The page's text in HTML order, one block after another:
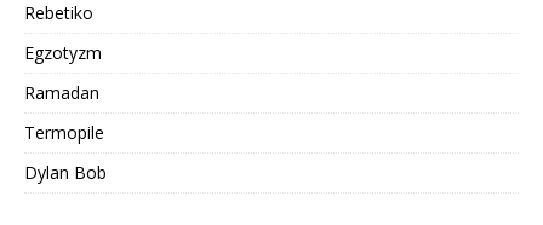
Rebetiko
Egzotyzm
Ramadan
Termopile
Dylan Bob